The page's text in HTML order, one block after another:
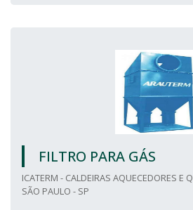
FILTRO PARA GÁS
ICATERM - CALDEIRAS AQUECEDORES E
SÃO PAULO - SP